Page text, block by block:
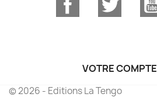
VOTRE COMPTE
© 2026 - Editions La Tengo